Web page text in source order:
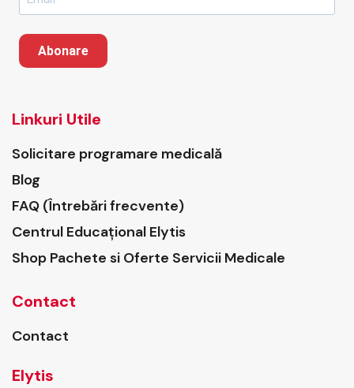
Abonare
Linkuri Utile
Solicitare programare medicală
Blog
FAQ (Întrebări frecvente)
Centrul Educațional Elytis
Shop Pachete si Oferte Servicii Medicale
Contact
Contact
Elytis